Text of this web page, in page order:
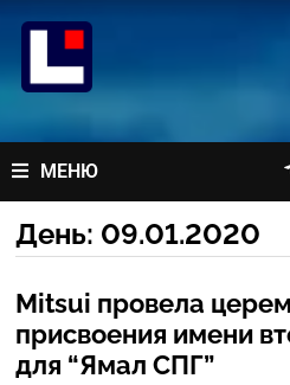
содержимому
МЕНЮ
День: 09.01.2020
Mitsui провела
присвоения имени
для “Ямал СПГ”